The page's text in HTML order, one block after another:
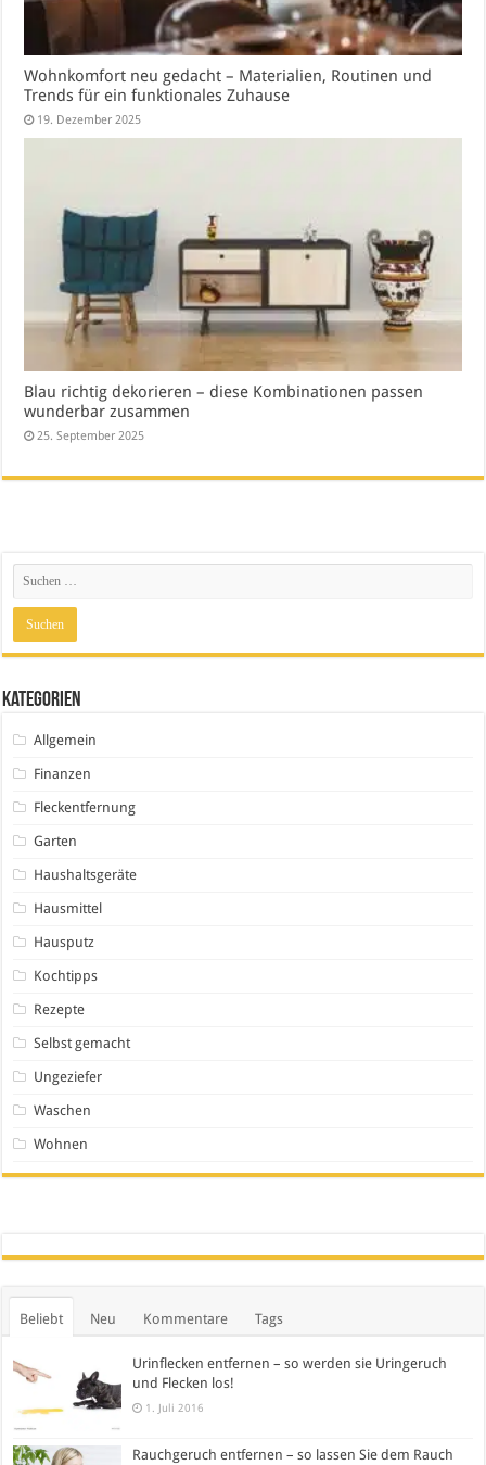
Wohnkomfort neu gedacht – Materialien, Routinen und
Trends für ein funktionales Zuhause
19. Dezember 2025
Blau richtig dekorieren – diese Kombinationen passen
wunderbar zusammen
25. September 2025
Kategorien
Allgemein
Finanzen
Fleckentfernung
Garten
Haushaltsgeräte
Hausmittel
Hausputz
Kochtipps
Rezepte
Selbst gemacht
Ungeziefer
Waschen
Wohnen
Beliebt Neu Kommentare Tags
Urinflecken entfernen – so werden sie Uringeruch
und Flecken los!
1. Juli 2016
Rauchgeruch entfernen – so lassen Sie dem Rauch